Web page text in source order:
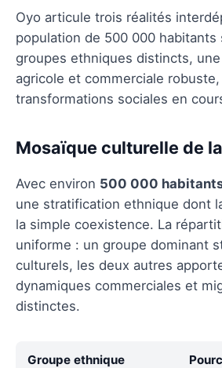
Oyo articule trois réalités
population de 500 000
groupes ethniques distincts,
agricole et commerciale
transformations sociales en
Mosaïque culturelle de
Avec environ 500 000
une stratification ethnique dont
la simple coexistence. La
uniforme : un groupe dominant
culturels, les deux autres
dynamiques commerciales et
distinctes.
Groupe ethnique